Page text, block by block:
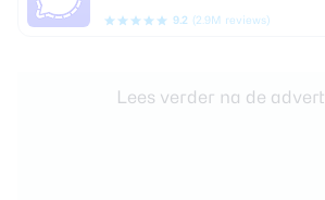
9.2 (2.9M reviews)
Lees verder na de